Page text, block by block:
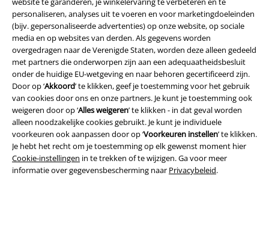
personaliseren, analyses uit te voeren en voor marketingdoeleinden
(bijv. gepersonaliseerde advertenties) op onze website, op sociale
media en op websites van derden. Als gegevens worden
overgedragen naar de Verenigde Staten, worden deze alleen gedeeld
met partners die onderworpen zijn aan een adequaatheidsbesluit
onder de huidige EU-wetgeving en naar behoren gecertificeerd zijn.
Door op ‘Akkoord’ te klikken, geef je toestemming voor het gebruik
van cookies door ons en onze partners. Je kunt je toestemming ook
weigeren door op ‘Alles weigeren’ te klikken - in dat geval worden
alleen noodzakelijke cookies gebruikt. Je kunt je individuele
voorkeuren ook aanpassen door op ‘Voorkeuren instellen’ te klikken.
Je hebt het recht om je toestemming op elk gewenst moment hier
Cookie-instellingen in te trekken of te wijzigen. Ga voor meer
informatie over gegevensbescherming naar Privacybeleid.
Legal
Algemene Voorwaarden
Bedrijfsgegevens
Privacyverklaring